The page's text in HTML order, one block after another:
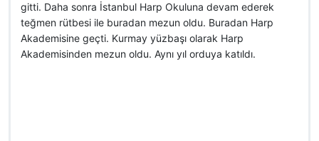
gitti. Daha sonra İstanbul Harp Okuluna devam ederek
teğmen rütbesi ile buradan mezun oldu. Buradan Harp
Akademisine geçti. Kurmay yüzbaşı olarak Harp
Akademisinden mezun oldu. Aynı yıl orduya katıldı.